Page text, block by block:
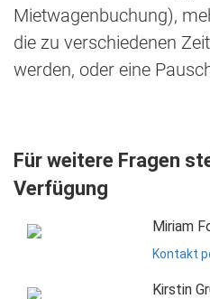
Mietwagenbuchung),
die zu verschiedenen
werden, oder eine
Für weitere Fragen
Verfügung
Miriam
Kontakt
Kirstin